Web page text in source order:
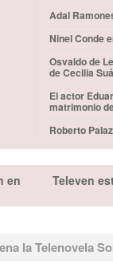
Adal
Ninel Conde
Osvaldo de
de Cecilia
El actor
matrimonio
Roberto
en Televen
la Telenovela